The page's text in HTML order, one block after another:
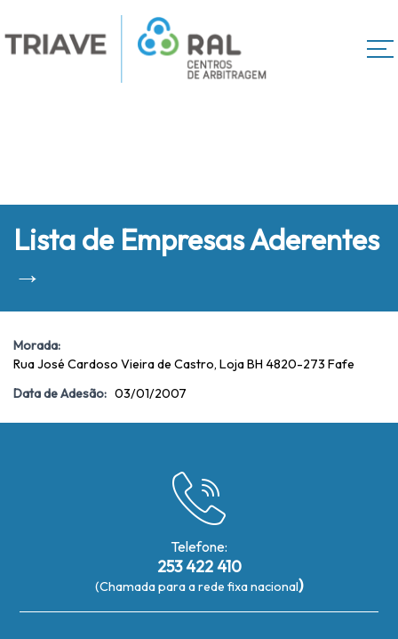
Lista de Empresas Aderentes
→
Morada:
Rua José Cardoso Vieira de Castro, Loja BH 4820-273 Fafe
Data de Adesão: 03/01/2007
Telefone:
253 422 410
(Chamada para a rede fixa nacional)